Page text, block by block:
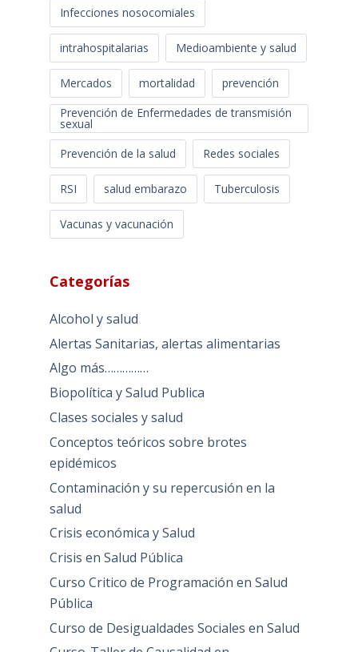
Infecciones nosocomiales
intrahospitalarias Medioambiente y salud
Mercados mortalidad
prevención
Prevención de Enfermedades de transmisión
sexual
Prevención de la salud
Redes sociales
RSI salud embarazo Tuberculosis
Vacunas y vacunación
Categorías
Alcohol y salud
Alertas Sanitarias, alertas alimentarias
Algo más……………
Biopolítica y Salud Publica
Clases sociales y salud
Conceptos teóricos sobre brotes
epidémicos
Contaminación y su repercusión en la
salud
Crisis económica y Salud
Crisis en Salud Pública
Curso Critico de Programación en Salud
Pública
Curso de Desigualdades Sociales en Salud